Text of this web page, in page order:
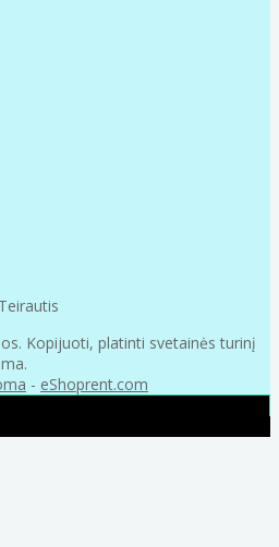
Kopijuoti, platinti svetainės turinį
- eShoprent.com